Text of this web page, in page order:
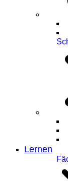
Lernen